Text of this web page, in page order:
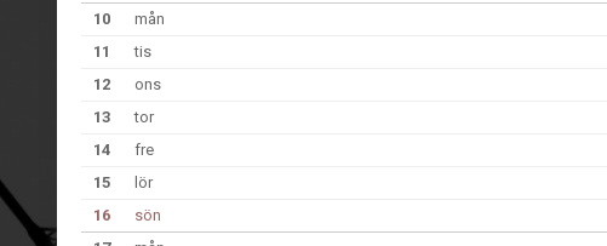
10
mån
11
tis
12
ons
13
tor
14
fre
15
lör
16
sön